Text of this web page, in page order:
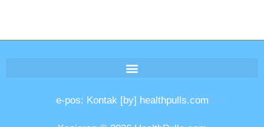
e-pos: Kontak [by] healthpulls.com